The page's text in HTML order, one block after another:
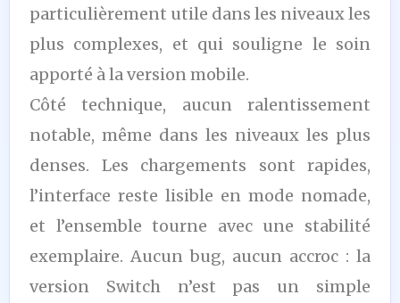
particulièrement utile dans les niveaux les
plus complexes, et qui souligne le soin
apporté à la version mobile.
Côté technique, aucun ralentissement
notable, même dans les niveaux les plus
denses. Les chargements sont rapides,
l’interface reste lisible en mode nomade,
et l’ensemble tourne avec une stabilité
exemplaire. Aucun bug, aucun accroc : la
version Switch n’est pas un simple